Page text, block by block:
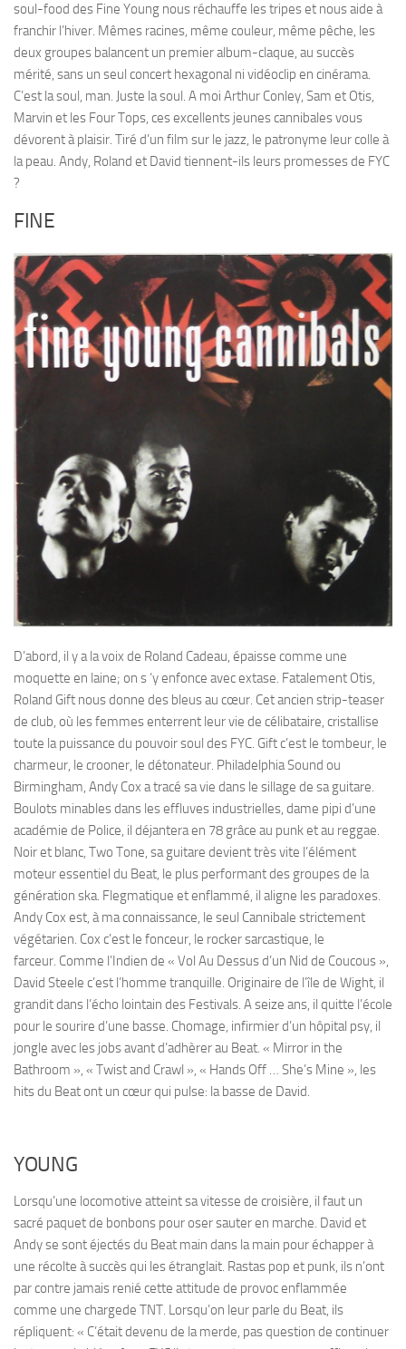
soul-food des Fine Young nous réchauffe les tripes et nous aide à
franchir l’hiver. Mêmes racines, même couleur, même pêche, les
deux groupes balancent un premier album-claque, au succès
mérité, sans un seul concert hexagonal ni vidéoclip en cinérama.
C’est la soul, man. Juste la soul. A moi Arthur Conley, Sam et Otis,
Marvin et les Four Tops, ces excellents jeunes cannibales vous
dévorent à plaisir. Tiré d’un film sur le jazz, le patronyme leur colle à
la peau. Andy, Roland et David tiennent-ils leurs promesses de FYC
?
FINE
D’abord, il y a la voix de Roland Cadeau, épaisse comme une
moquette en laine; on s ‘y enfonce avec extase. Fatalement Otis,
Roland Gift nous donne des bleus au cœur. Cet ancien strip-teaser
de club, où les femmes enterrent leur vie de célibataire, cristallise
toute la puissance du pouvoir soul des FYC. Gift c’est le tombeur, le
charmeur, le crooner, le détonateur. Philadelphia Sound ou
Birmingham, Andy Cox a tracé sa vie dans le sillage de sa guitare.
Boulots minables dans les effluves industrielles, dame pipi d’une
académie de Police, il déjantera en 78 grâce au punk et au reggae.
Noir et blanc, Two Tone, sa guitare devient très vite l’élément
moteur essentiel du Beat, le plus performant des groupes de la
génération ska. Flegmatique et enflammé, il aligne les paradoxes.
Andy Cox est, à ma connaissance, le seul Cannibale strictement
végétarien. Cox c’est le fonceur, le rocker sarcastique, le
farceur. Comme l’Indien de « Vol Au Dessus d’un Nid de Coucous »,
David Steele c’est l’homme tranquille. Originaire de l’île de Wight, il
grandit dans l’écho lointain des Festivals. A seize ans, il quitte l’école
pour le sourire d’une basse. Chomage, infirmier d’un hôpital psy, il
jongle avec les jobs avant d’adhèrer au Beat. « Mirror in the
Bathroom », « Twist and Crawl », « Hands Off … She’s Mine », les
hits du Beat ont un cœur qui pulse: la basse de David.
YOUNG
Lorsqu’une locomotive atteint sa vitesse de croisière, il faut un
sacré paquet de bonbons pour oser sauter en marche. David et
Andy se sont éjectés du Beat main dans la main pour échapper à
une récolte à succès qui les étranglait. Rastas pop et punk, ils n’ont
par contre jamais renié cette attitude de provoc enflammée
comme une chargede TNT. Lorsqu’on leur parle du Beat, ils
répliquent: « C’était devenu de la merde, pas question de continuer